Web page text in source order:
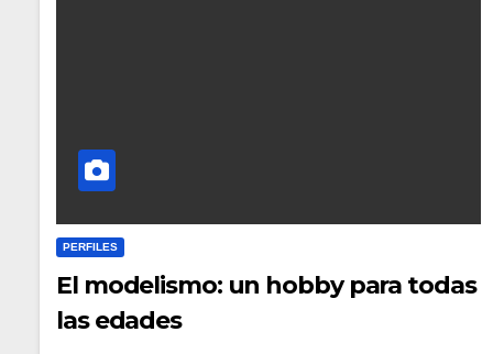
PERFILES
El modelismo: un hobby para todas
las edades